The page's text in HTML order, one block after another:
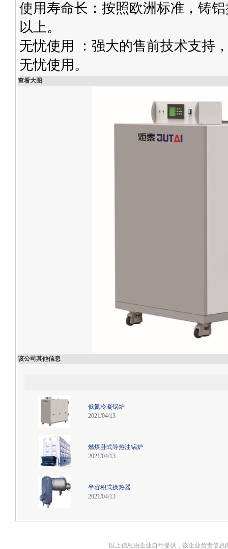
使用寿命长：按照欧洲标准，铸
以上。
无忧使用 ：强大的售前技术支持
无忧使用。
查看大图
该公司其他信息
低氮冷凝锅炉
2021/04/13
燃煤卧式导热油锅炉
2021/04/13
半容积式换热器
2021/04/13
以上信息由企业自行提供，该企业负责信